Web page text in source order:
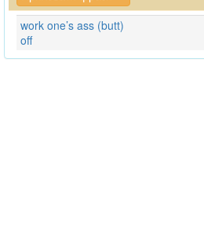
work one’s ass (butt)
off